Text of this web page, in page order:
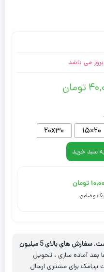
می باشد
تومان
۲۰×۱۵ 20x30
سبد خرید
تومان
هزینه ارسال فقط 149 هزار تومان است. سفارش های بالای 5 میلیون
آماده سازی ، تحویل
برای مشتری ارسال